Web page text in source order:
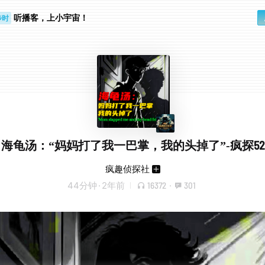
上 听播客，上小宇宙！
海龟汤：“妈妈打了我一巴掌，我的头掉了”-疯探52
疯趣侦探社
44分钟 · 2年前 16372 · 301